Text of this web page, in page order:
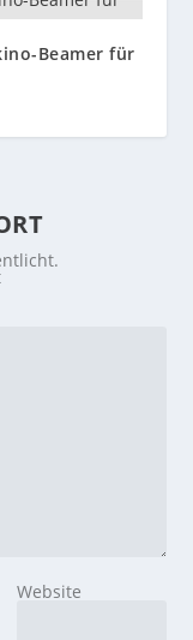
Beamer für
Website